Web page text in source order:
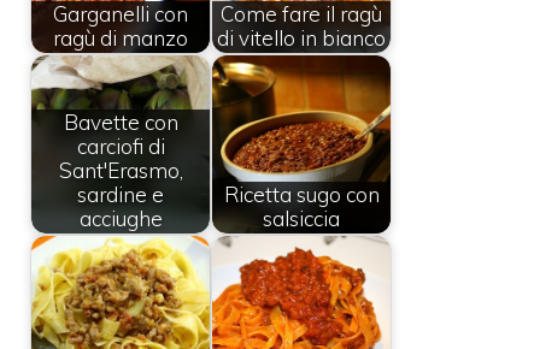
Garganelli con
ragù di manzo
Come fare il ragù
di vitello in bianco
Bavette con
carciofi di
Sant'Erasmo,
sardine e
acciughe
Ricetta sugo con
salsiccia